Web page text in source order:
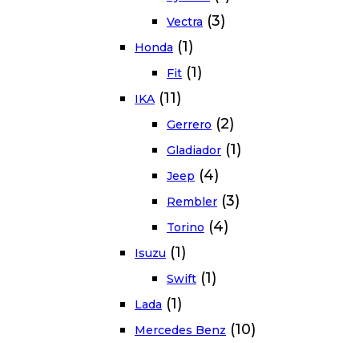
Vectra (3)
Honda (1)
Fit (1)
IKA (11)
Gerrero (2)
Gladiador (1)
Jeep (4)
Rembler (3)
Torino (4)
Isuzu (1)
Swift (1)
Lada (1)
Mercedes Benz (10)